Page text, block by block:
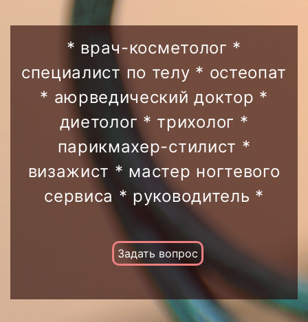
* врач-косметолог *
специалист по телу * остеопат
* аюрведический доктор *
диетолог * трихолог *
парикмахер-стилист *
визажист * мастер ногтевого
сервиса * руководитель *
Задать вопрос